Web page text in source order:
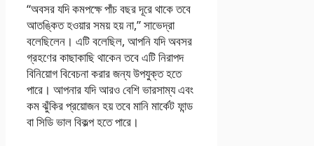
“অবসর যদি কমপক্ষে পাঁচ বছর দূরে থাকে তবে
আতঙ্কিত হওয়ার সময় হয় না,” সাভেদ্রা
বলেছিলেন। এটি বলেছিল, আপনি যদি অবসর
গ্রহণের কাছাকাছি থাকেন তবে এটি নিরাপদ
বিনিয়োগ বিবেচনা করার জন্য উপযুক্ত হতে
পারে। আপনার যদি আরও বেশি ভারসাম্য এবং
কম ঝুঁকির প্রয়োজন হয় তবে মানি মার্কেট ফান্ড
বা সিডি ভাল বিকল্প হতে পারে।